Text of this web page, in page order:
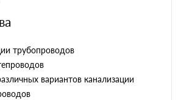
трубопроводов
вариантов канализации